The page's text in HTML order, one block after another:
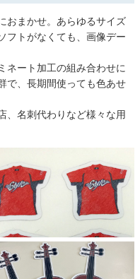
おまかせ。あらゆるサイズ
フトがなくても、画像デー
ネート加工の組み合わせに
で、長期間使っても色あせ
、名刺代わりなど様々な用